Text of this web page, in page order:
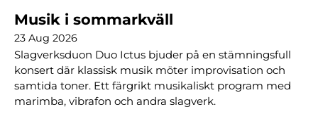
Musik i sommarkväll
23 Aug 2026
Slagverksduon Duo Ictus bjuder på en stämningsfull
konsert där klassisk musik möter improvisation och
samtida toner. Ett färgrikt musikaliskt program med
marimba, vibrafon och andra slagverk.